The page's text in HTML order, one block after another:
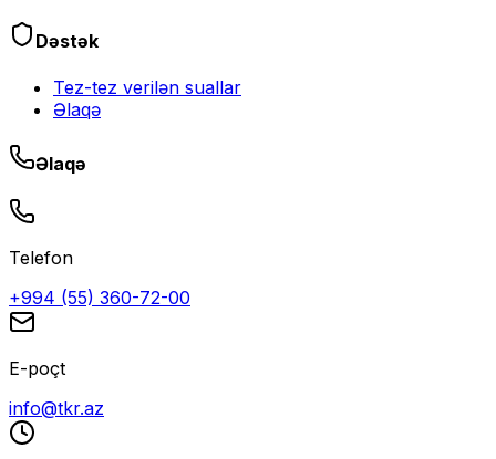
Dəstək
Tez-tez verilən suallar
Əlaqə
Əlaqə
Telefon
+994 (55) 360-72-00
E-poçt
info@tkr.az